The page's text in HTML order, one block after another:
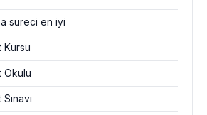
süreci en iyi
Kursu
Okulu